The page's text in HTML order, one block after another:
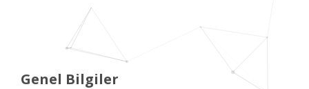
Genel Bilgiler